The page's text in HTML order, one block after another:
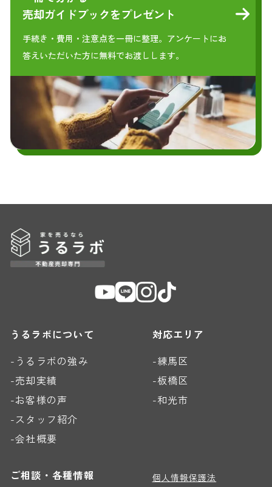
売却ガイドブックをプレゼント
手続き・費用・注意点を一冊に整理。アンケートにお
答えいただいた方に無料でお渡しします。
うるラボについて
-うるラボの強み
-売却実績
-お客様の声
-スタッフ紹介
-会社概要
対応エリア
-練馬区
-板橋区
-和光市
ご相談・各種情報 個人情報保護法